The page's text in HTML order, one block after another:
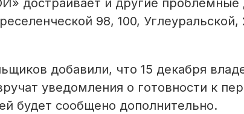
достраивает и другие проблемные
98, 100, Углеуральской,
добавили, что 15 декабря
уведомления о готовности к
будет сообщено дополнительно.